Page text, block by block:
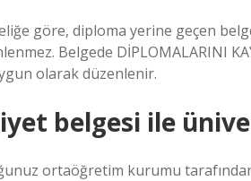
göre, diploma yerine geçen
Belgede DİPLOMALARINI
olarak düzenlenir.
belgesi ile
ortaöğretim kurumu